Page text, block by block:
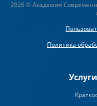
2026 © Академия
Политика